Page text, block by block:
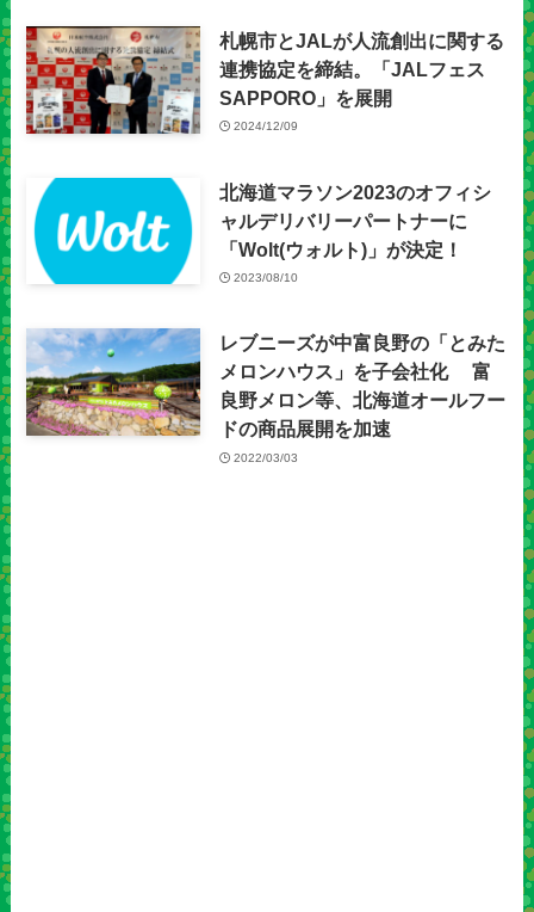
札幌市とJALが人流創出に関する
連携協定を締結。「JALフェス
SAPPORO」を展開
2024/12/09
北海道マラソン2023のオフィシ
ャルデリバリーパートナーに
「Wolt(ウォルト)」が決定！
2023/08/10
レブニーズが中富良野の「とみた
メロンハウス」を子会社化 富
良野メロン等、北海道オールフー
ドの商品展開を加速
2022/03/03